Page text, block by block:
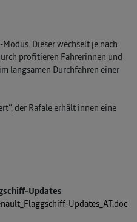
Dieser wechselt je nach
profitieren Fahrerinnen und
langsamen Durchfahren einer
der Rafale erhält innen eine
Updates
Updates_AT.doc